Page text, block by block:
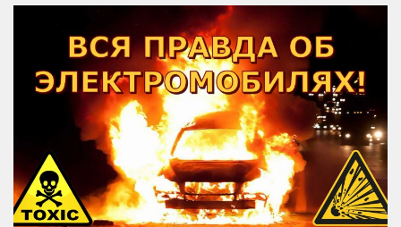
ИЗМЕНЕНИЕ
ПЕРЕКРАИВАЕТ
КАРТУ
МИРА
И
ИНТЕРЕСЫ
ДЕРЖАВ